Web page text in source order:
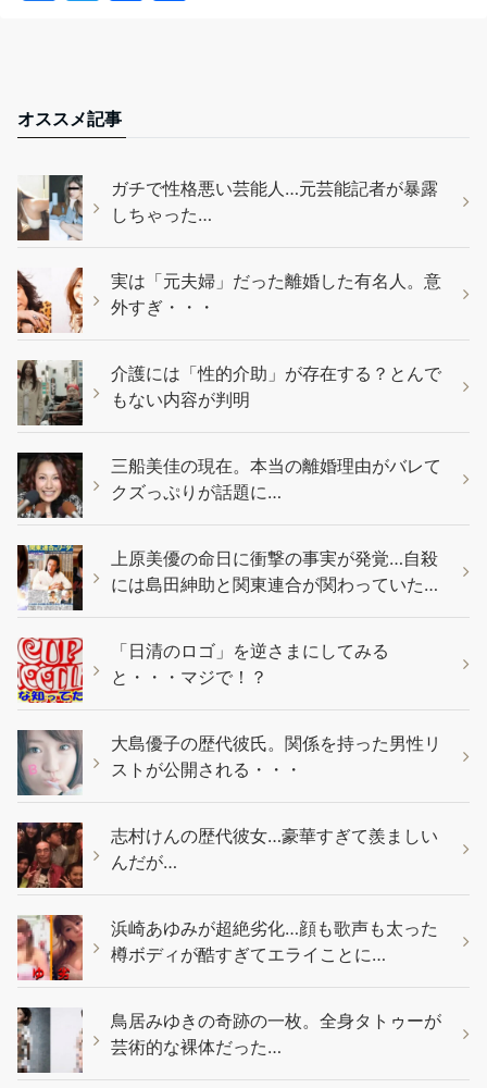
オススメ記事
ガチで性格悪い芸能人…元芸能記者が暴露
しちゃった…
実は「元夫婦」だった離婚した有名人。意
外すぎ・・・
介護には「性的介助」が存在する？とんで
もない内容が判明
三船美佳の現在。本当の離婚理由がバレて
クズっぷりが話題に…
上原美優の命日に衝撃の事実が発覚…自殺
には島田紳助と関東連合が関わっていた…
「日清のロゴ」を逆さまにしてみる
と・・・マジで！？
大島優子の歴代彼氏。関係を持った男性リ
ストが公開される・・・
志村けんの歴代彼女…豪華すぎて羨ましい
んだが…
浜崎あゆみが超絶劣化…顔も歌声も太った
樽ボディが酷すぎてエライことに…
鳥居みゆきの奇跡の一枚。全身タトゥーが
芸術的な裸体だった…